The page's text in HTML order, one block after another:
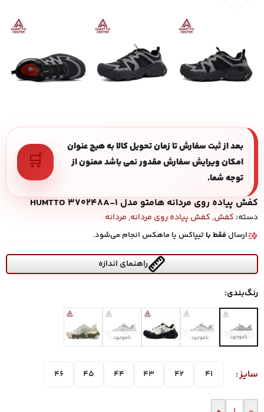
بعد از ثبت سفارش تا زمان تحویل کالا به هیچ عنوان
امکان ویرایش سفارش مقدور نمی باشد ممنون از
توجه شما.
🛒
کفش پیاده روی مردانه هامتو مدل HUMTTO 370248A-1
دسته: کفش,کفش پیاده روی مردانه,مردانه
ارسال فقط با تیپاکس یا ماهکس انجام می‌شود.
راهنمای اندازه
رنگ‌بندی:
ناموجود ناموجود ناموجود
سایز 41
42
43
44
45
46